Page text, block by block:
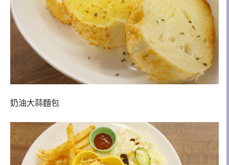
奶油大蒜麵包